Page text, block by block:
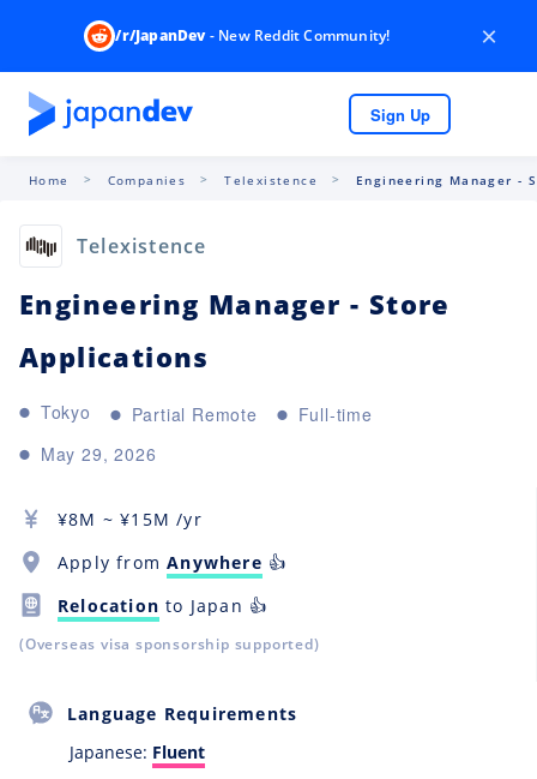
/r/JapanDev- New Reddit Community! ×
Sign Up
Home Companies Telexistence Engineering Manager -
Telexistence
Engineering Manager - Store
Applications
Tokyo Partial Remote
Full-time
May 29, 2026
¥8M ~ ¥15M /yr
Apply fromAnywhere 👍
Relocation to Japan 👍
(Overseas visa sponsorship supported)
Language Requirements
Japanese: Fluent